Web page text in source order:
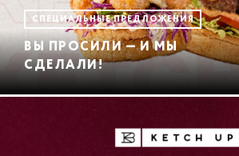
СПЕЦИАЛЬНЫЕ ПРЕДЛОЖЕНИЯ
ВЫ ПРОСИЛИ — И МЫ
СДЕЛАЛИ!